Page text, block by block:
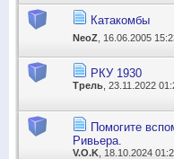
Катакомбы
NeoZ , 16.06.2005
РКУ 1930
Трель , 23.11.2022
Помогите
Ривьера.
V.O.K , 18.10.2024